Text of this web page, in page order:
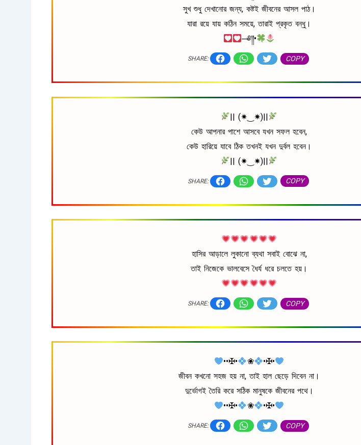
সুখ শুধু দেখানোর জন্য, কষ্টই জীবনের আসল পাঠ।
যারা রয়ে যায় কঠিন সময়ে, তারাই প্রকৃত বন্ধু।
─༅༎•
SHARE: COPY
|| (✷‿✷)||
কেউ আপনার পাশে আসবে যখন সফল হবেন,
কেউ হারিয়ে যাবে ঠিক তখনই যখন দুর্বল হবেন।
|| (✷‿✷)||
SHARE: COPY
হাসির আড়ালে লুকানো ব্যথা সবাই বোঝে না,
তাই নিজেকে ভালবেসে ধৈর্য ধরে চলতে হয়।
SHARE: COPY
••✠• ❀
•✠•
জীবন কখনো সহজ হয় না, তাই হাল ছেড়ে দিবেন না।
দুর্ভোগই তৈরি করে সঠিক মানুষকে জীবনের পথে।
••✠•
❀ •✠•
SHARE: COPY